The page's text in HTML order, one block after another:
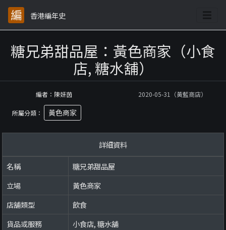
香港編年史
糖兄弟甜品屋：黃色商家（小食
店, 糖水舖）
編者：陳妍茵 2020-05-31（黃藍商店）
所屬分類： 黃色商家
詳細資料
名稱
糖兄弟甜品屋
立場
黃色商家
店舖類型
飲食
貨品或服務
小食店, 糖水舖